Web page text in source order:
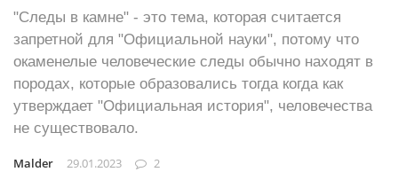
"Следы в камне" - это тема, которая считается
запретной для "Официальной науки", потому что
окаменелые человеческие следы обычно находят в
породах, которые образовались тогда когда как
утверждает "Официальная история", человечества
не существовало.
Malder 29.01.2023 2